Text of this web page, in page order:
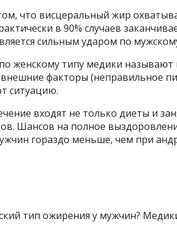
что висцеральный жир
в 90% случаев
сильным ударом по
женскому типу медики
факторы (неправильное
ситуацию.
входят не только диеты и
Шансов на полное
гораздо меньше, чем при
тип ожирения у мужчин?